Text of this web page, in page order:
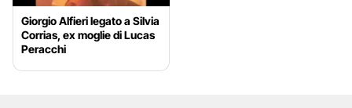
Giorgio Alfieri legato a Silvia
Corrias, ex moglie di Lucas
Peracchi